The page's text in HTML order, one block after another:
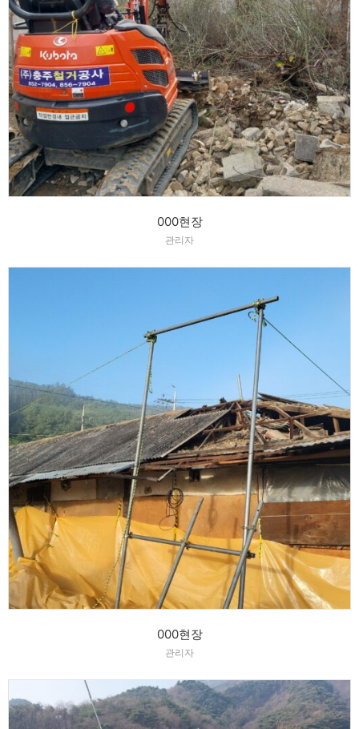
000현장
관리자
000현장
관리자